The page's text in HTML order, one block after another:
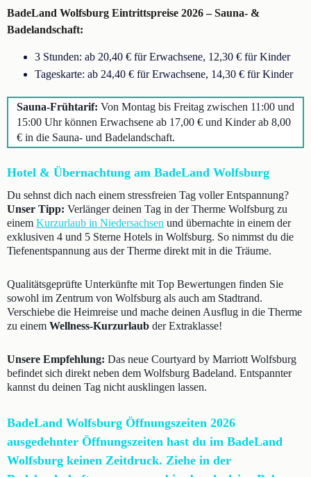
BadeLand Wolfsburg Eintrittspreise 2026 – Sauna- &
Badelandschaft:
3 Stunden: ab 20,40 € für Erwachsene, 12,30 € für Kinder
Tageskarte: ab 24,40 € für Erwachsene, 14,30 € für Kinder
Sauna-Frühtarif: Von Montag bis Freitag zwischen 11:00 und
15:00 Uhr können Erwachsene ab 17,00 € und Kinder ab 8,00
€ in die Sauna- und Badelandschaft.
Hotel & Übernachtung am BadeLand Wolfsburg
Du sehnst dich nach einem stressfreien Tag voller Entspannung?
Unser Tipp: Verlänger deinen Tag in der Therme Wolfsburg zu
einem Kurzurlaub in Niedersachsen und übernachte in einem der
exklusiven 4 und 5 Sterne Hotels in Wolfsburg. So nimmst du die
Tiefenentspannung aus der Therme direkt mit in die Träume.
Qualitätsgeprüfte Unterkünfte mit Top Bewertungen finden Sie
sowohl im Zentrum von Wolfsburg als auch am Stadtrand.
Verschiebe die Heimreise und mache deinen Ausflug in die Therme
zu einem Wellness-Kurzurlaub der Extraklasse!
Unsere Empfehlung: Das neue Courtyard by Marriott Wolfsburg
befindet sich direkt neben dem Wolfsburg Badeland. Entspannter
kannst du deinen Tag nicht ausklingen lassen.
BadeLand Wolfsburg Öffnungszeiten 2026
ausgedehnter Öffnungszeiten hast du im BadeLand
Wolfsburg keinen Zeitdruck. Ziehe in der